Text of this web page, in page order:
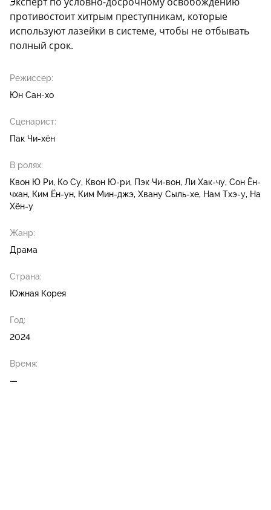
противостоит хитрым преступникам, которые
используют лазейки в системе, чтобы не отбывать
полный срок.
Режиссер:
Юн Сан-хо
Сценарист:
Пак Чи-хён
В ролях:
Квон Ю Ри Ко Су Квон Ю-ри Пэк Чи-вон Ли Хак-чу Сон Ён-
чхан Ким Ён-ун Ким Мин-джэ Хвану Сыль-хе Нам Тхэ-у На
Хён-у
Жанр:
Драма
Страна:
Южная Корея
Год:
2024
Время:
—